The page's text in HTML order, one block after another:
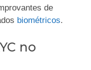
de
biométricos.
no